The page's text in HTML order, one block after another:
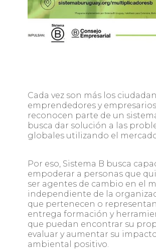
Cada vez son más los
emprendedores y
reconocen parte de un
busca dar solución a las
globales utilizando el
Por eso, Sistema B busca
empoderar a personas que
ser agentes de cambio en el
independiente de la
que pertenecen o
entrega formación y
que puedan encontrar su
evaluar y aumentar su
ambiental positivo.